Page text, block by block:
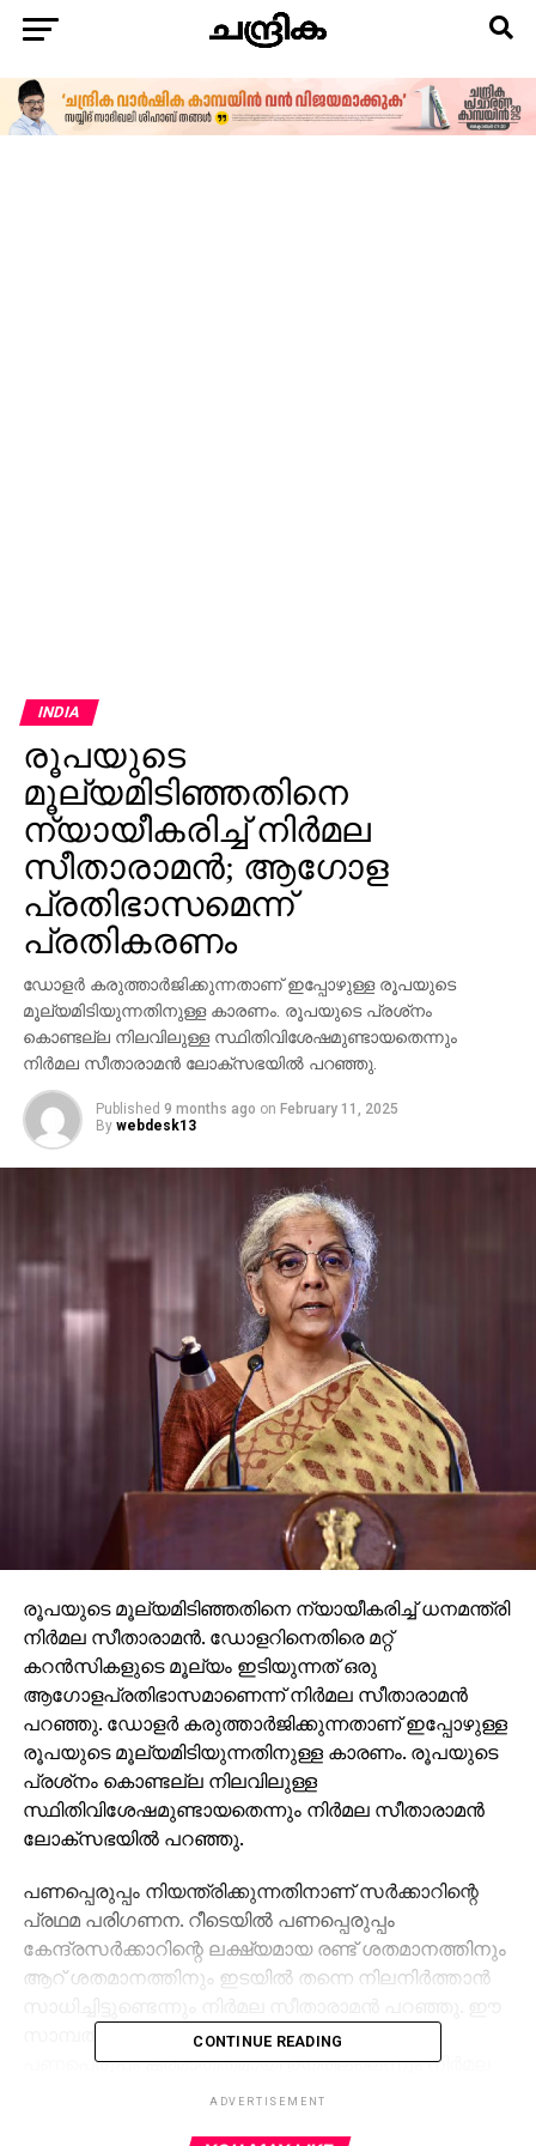
INDIA
രൂപയുടെ
മൂല്യമിടിഞ്ഞതിനെ
ന്യായീകരിച്ച് നിര്‍മല
സീതാരാമന്‍; ആഗോള
പ്രതിഭാസമെന്ന്
പ്രതികരണം
ഡോളര്‍ കരുത്താര്‍ജിക്കുന്നതാണ് ഇപ്പോഴുള്ള രൂപയുടെ
മൂല്യമിടിയുന്നതിനുള്ള കാരണം. രൂപയുടെ പ്രശ്‌നം
കൊണ്ടല്ല നിലവിലുള്ള സ്ഥിതിവിശേഷമുണ്ടായതെന്നും
നിര്‍മല സീതാരാമന്‍ ലോക്‌സഭയില്‍ പറഞ്ഞു.
Published 9 months ago on February 11, 2025
By webdesk13
രൂപയുടെ മൂല്യമിടിഞ്ഞതിനെ ന്യായീകരിച്ച് ധനമന്ത്രി
നിര്‍മല സീതാരാമന്‍. ഡോളറിനെതിരെ മറ്റ്
കറന്‍സികളുടെ മൂല്യം ഇടിയുന്നത് ഒരു
ആഗോളപ്രതിഭാസമാണെന്ന് നിര്‍മല സീതാരാമന്‍
പറഞ്ഞു. ഡോളര്‍ കരുത്താര്‍ജിക്കുന്നതാണ് ഇപ്പോഴുള്ള
രൂപയുടെ മൂല്യമിടിയുന്നതിനുള്ള കാരണം. രൂപയുടെ
പ്രശ്‌നം കൊണ്ടല്ല നിലവിലുള്ള
സ്ഥിതിവിശേഷമുണ്ടായതെന്നും നിര്‍മല സീതാരാമന്‍
ലോക്‌സഭയില്‍ പറഞ്ഞു.
പണപ്പെരുപ്പം നിയന്ത്രിക്കുന്നതിനാണ് സര്‍ക്കാറിന്റെ
പ്രഥമ പരിഗണന. റീടെയില്‍ പണപ്പെരുപ്പം
കേന്ദ്രസര്‍ക്കാറിന്റെ ലക്ഷ്യമായ രണ്ട് ശതമാനത്തിനും
ആറ് ശതമാനത്തിനും ഇടയില്‍ തന്നെ നിലനിര്‍ത്താന്‍
സാമ്പത്തിക വര്‍ഷത്തില്‍ ഭക്ഷ്യവസ്തുക്കളുടെ
പണപ്പെരുപ്പം ക്രമാതീതമായി ഉയരില്ലെന്നും നിര്‍മല
സീതാരാമന്‍ പറഞ്ഞു.
CONTINUE READING
ADVERTISEMENT